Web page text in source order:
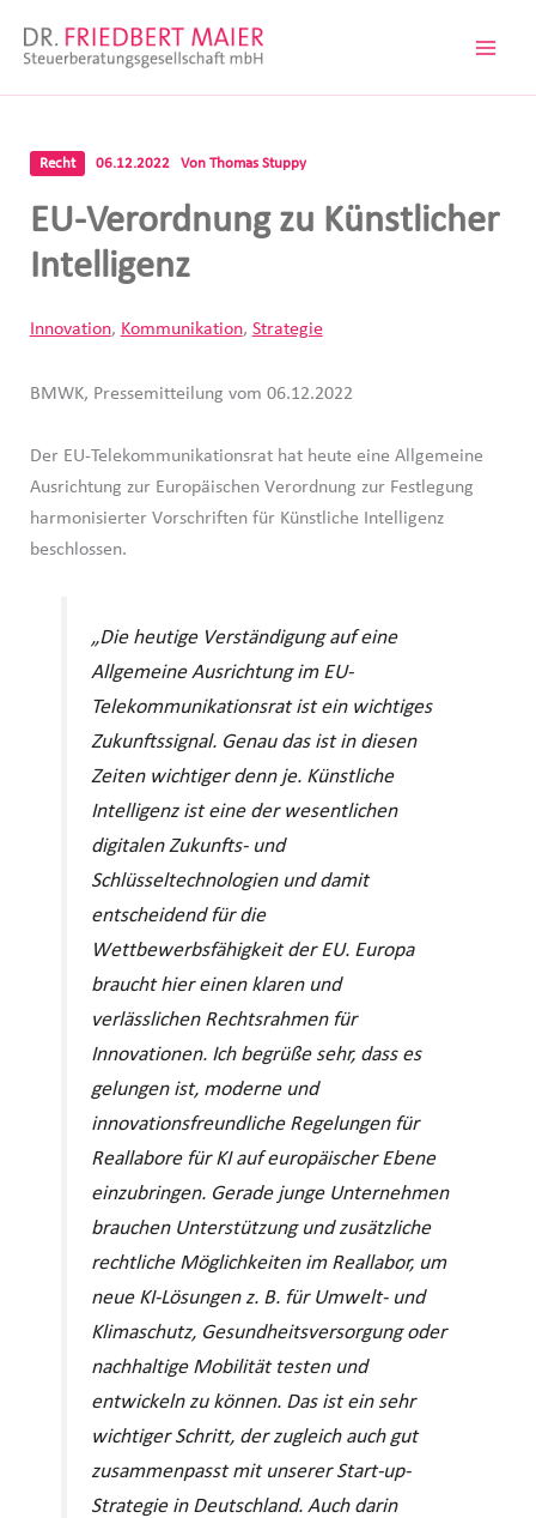
Inhalt
Recht 06.12.2022 Von Thomas Stuppy
EU-Verordnung zu Künstlicher
Intelligenz
Innovation, Kommunikation, Strategie
BMWK, Pressemitteilung vom 06.12.2022
Der EU-Telekommunikationsrat hat heute eine Allgemeine
Ausrichtung zur Europäischen Verordnung zur Festlegung
harmonisierter Vorschriften für Künstliche Intelligenz
beschlossen.
„Die heutige Verständigung auf eine
Allgemeine Ausrichtung im EU-
Telekommunikationsrat ist ein wichtiges
Zukunftssignal. Genau das ist in diesen
Zeiten wichtiger denn je. Künstliche
Intelligenz ist eine der wesentlichen
digitalen Zukunfts- und
Schlüsseltechnologien und damit
entscheidend für die
Wettbewerbsfähigkeit der EU. Europa
braucht hier einen klaren und
verlässlichen Rechtsrahmen für
Innovationen. Ich begrüße sehr, dass es
gelungen ist, moderne und
innovationsfreundliche Regelungen für
Reallabore für KI auf europäischer Ebene
einzubringen. Gerade junge Unternehmen
brauchen Unterstützung und zusätzliche
rechtliche Möglichkeiten im Reallabor, um
neue KI-Lösungen z. B. für Umwelt- und
Klimaschutz, Gesundheitsversorgung oder
nachhaltige Mobilität testen und
entwickeln zu können. Das ist ein sehr
wichtiger Schritt, der zugleich auch gut
zusammenpasst mit unserer Start-up-
Strategie in Deutschland. Auch darin